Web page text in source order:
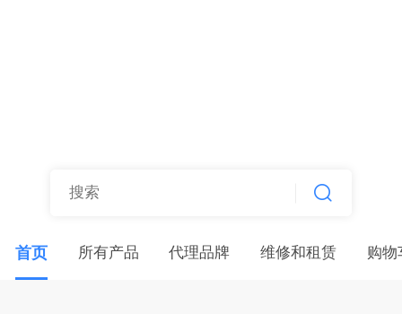
首页 所有产品 代理品牌 维修和租赁 购物